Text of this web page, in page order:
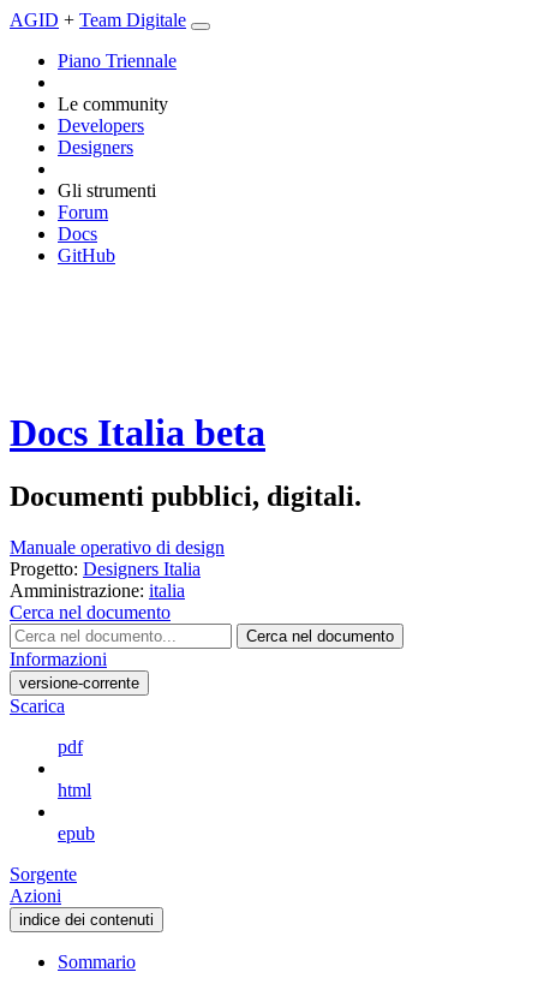
AGID + Team Digitale
Piano Triennale
Le community
Developers
Designers
Gli strumenti
Forum
Docs
GitHub
Docs Italia beta
Documenti pubblici, digitali.
Manuale operativo di design
Progetto: Designers Italia
Amministrazione: italia
Cerca nel documento
Cerca nel documento
Informazioni
versione-corrente
Scarica
pdf
html
epub
Sorgente
Azioni
indice dei contenuti
Sommario